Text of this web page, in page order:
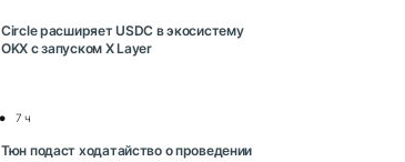
Circle расширяет USDC в экосистему
OKX с запуском X Layer
7 ч
Тюн подаст ходатайство о проведении